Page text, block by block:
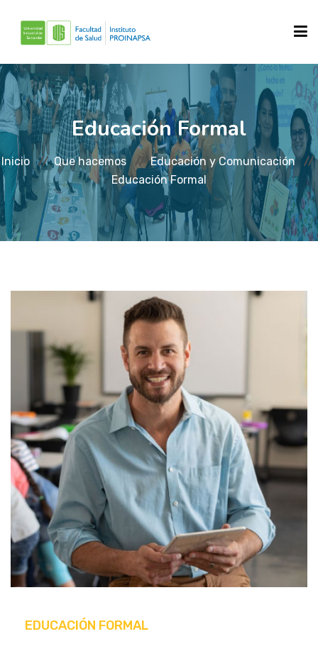
INICIO
SOBRE NOSOTROS
QUE HACEMOS?
CONTACTANOS
Educación Formal
Inicio Que hacemos
Educación y Comunicación
Educación Formal
EDUCACIÓN FORMAL